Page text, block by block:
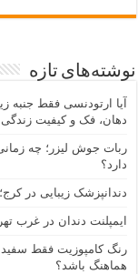
نوشته‌های تازه
آیا ارتودنسی فقط جنبه
دهان، فک و کیفیت زندگی
ربات جوش لیزر؛ چه
دارد؟
دندانپزشک زیبایی در
ایمپلنت دندان در غرب
رنگ کامپوزیت فقط سفید
هماهنگ باشد؟